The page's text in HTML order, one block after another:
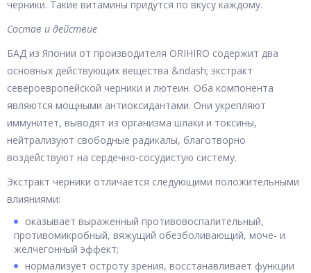
черники. Такие витамины придутся по вкусу каждому.
Состав и действие
БАД из Японии от производителя ORIHIRO содержит два
основных действующих вещества &ndash; экстракт
североевропейской черники и лютеин. Оба компонента
являются мощными антиоксидантами. Они укрепляют
иммунитет, выводят из организма шлаки и токсины,
нейтрализуют свободные радикалы, благотворно
воздействуют на сердечно-сосудистую систему.
Экстракт черники отличается следующими положительными
влияниями:
оказывает выраженный противовоспалительный,
противомикробный, вяжущий обезболивающий, моче- и
желчегонный эффект;
нормализует остроту зрения, восстанавливает функции